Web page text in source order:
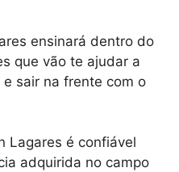
ensinará dentro do
que vão te ajudar a
sair na frente com o
Lagares é confiável
adquirida no campo